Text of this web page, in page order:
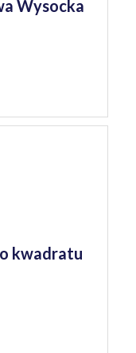
Wysocka
kwadratu